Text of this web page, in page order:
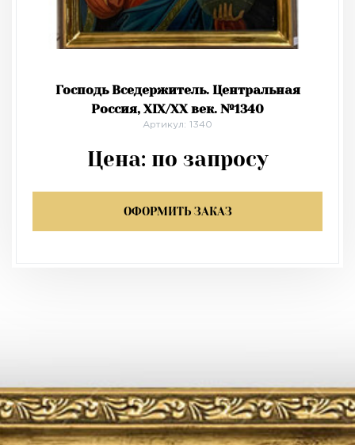
Господь Вседержитель. Центральная
Россия, XIX/XX век. №1340
Артикул: 1340
Цена: по запросу
ОФОРМИТЬ ЗАКАЗ